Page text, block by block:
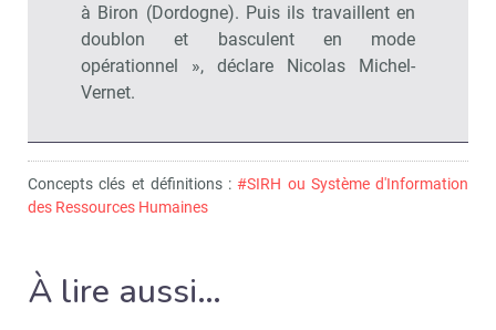
à Biron (Dordogne). Puis ils travaillent en
doublon et basculent en mode
opérationnel », déclare Nicolas Michel-
Vernet.
Concepts clés et définitions :#SIRH ou Système d'Information
des Ressources Humaines
À lire aussi…